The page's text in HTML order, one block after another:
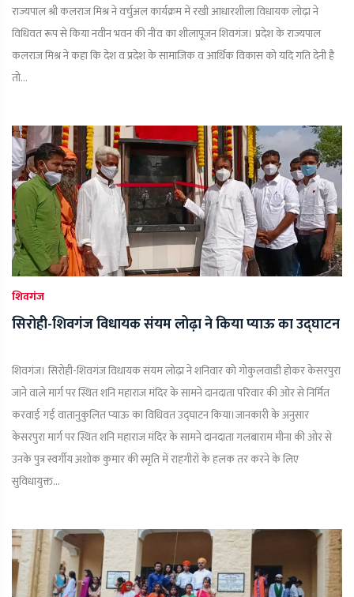
राज्यपाल श्री कलराज मिश्र ने वर्चुअल कार्यक्रम में रखी आधारशीला विधायक लोढ़ा ने
विधिवत रूप से किया नवीन भवन की नींव का शीलापूजन शिवगंज। प्रदेश के राज्यपाल
कलराज मिश्र ने कहा कि देश व प्रदेश के सामाजिक व आर्थिक विकास को यदि गति देनी है
तो...
शिवगंज
सिरोही-शिवगंज विधायक संयम लोढ़ा ने किया प्याऊ का उद्घाटन
शिवगंज। सिरोही-शिवगंज विधायक संयम लोढ़ा ने शनिवार को गोकुलवाडी होकर केसरपुरा
जाने वाले मार्ग पर स्थित शनि महाराज मंदिर के सामने दानदाता परिवार की ओर से निर्मित
करवाई गई वातानुकुलित प्याऊ का विधिवत उद्घाटन किया।जानकारी के अनुसार
केसरपुरा मार्ग पर स्थित शनि महाराज मंदिर के सामने दानदाता गलबाराम मीना की ओर से
उनके पुत्र स्वर्गीय अशोक कुमार की स्मृति में राहगीरों के हलक तर करने के लिए
सुविधायुक्त...